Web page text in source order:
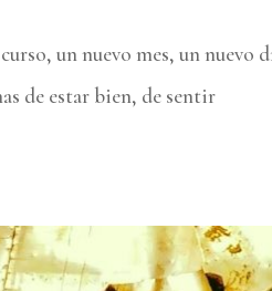
un nuevo mes, un nuevo
de estar bien, de sentir